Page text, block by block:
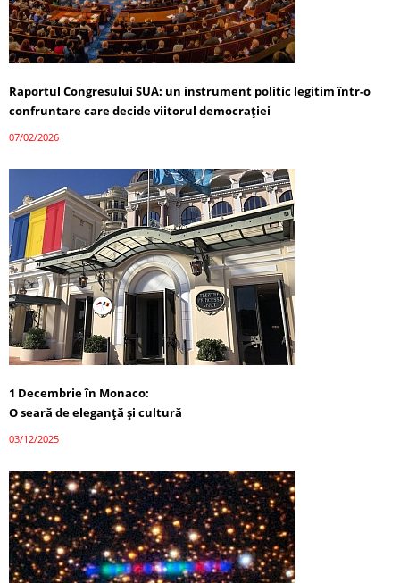
Raportul Congresului SUA: un instrument politic legitim într-o
confruntare care decide viitorul democrației
07/02/2026
1 Decembrie în Monaco:
O seară de eleganță și cultură
03/12/2025